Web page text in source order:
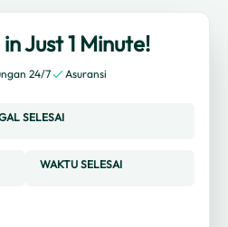
Just 1 Minute!
24/7 Asuransi
SELESAI
WAKTU SELESAI